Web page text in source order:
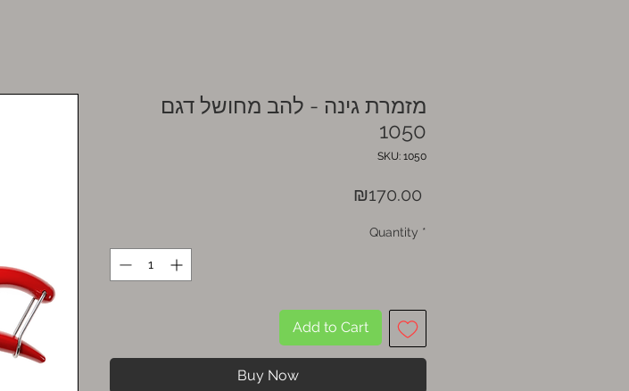
מזמרת גינה - להב מחושל דגם
1050
SKU: 1050
₪170.00
Quantity *
Add to Cart
Buy Now